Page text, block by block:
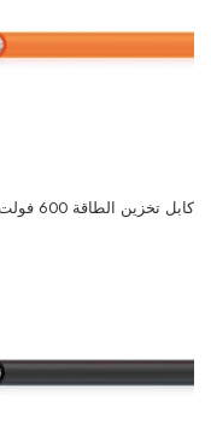
كابل تخزين الطاقة 600 فولت UL 1283